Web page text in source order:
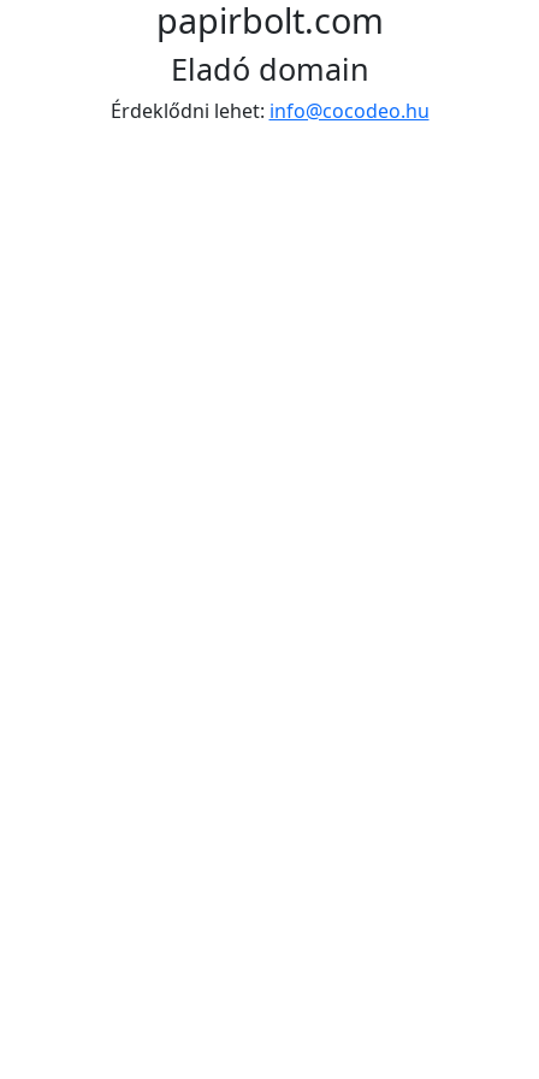
papirbolt.com
Eladó domain
Érdeklődni lehet: info@cocodeo.hu